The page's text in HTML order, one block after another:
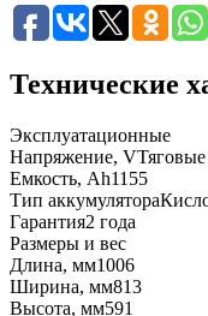
Технические
Эксплуатационные
Напряжение, V
Емкость, Ah1155
Тип аккумулятора
Гарантия2 года
Размеры и вес
Длина, мм1006
Ширина, мм813
Высота, мм591